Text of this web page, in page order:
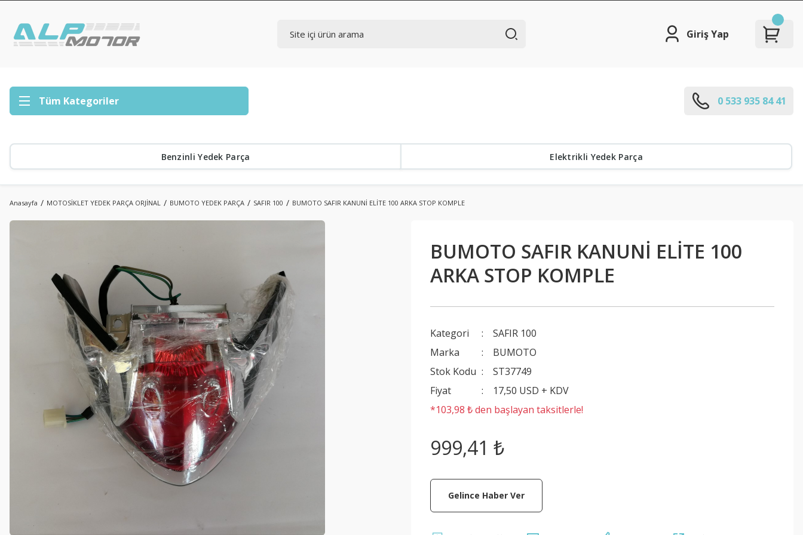
Giriş Yap
Tüm Kategoriler 0 533 935 84 41
Benzinli Yedek Parça Elektrikli Yedek Parça
Anasayfa MOTOSİKLET YEDEK PARÇA ORJİNAL BUMOTO YEDEK PARÇA SAFIR 100 BUMOTO SAFIR KANUNİ ELİTE 100 ARKA STOP KOMPLE
BUMOTO SAFIR KANUNİ ELİTE 100
ARKA STOP KOMPLE
Kategori
SAFIR 100
Marka
BUMOTO
Stok Kodu
ST37749
Fiyat
17,50 USD + KDV
*103,98 ₺ den başlayan taksitlerle!
999,41 ₺
Gelince Haber Ver